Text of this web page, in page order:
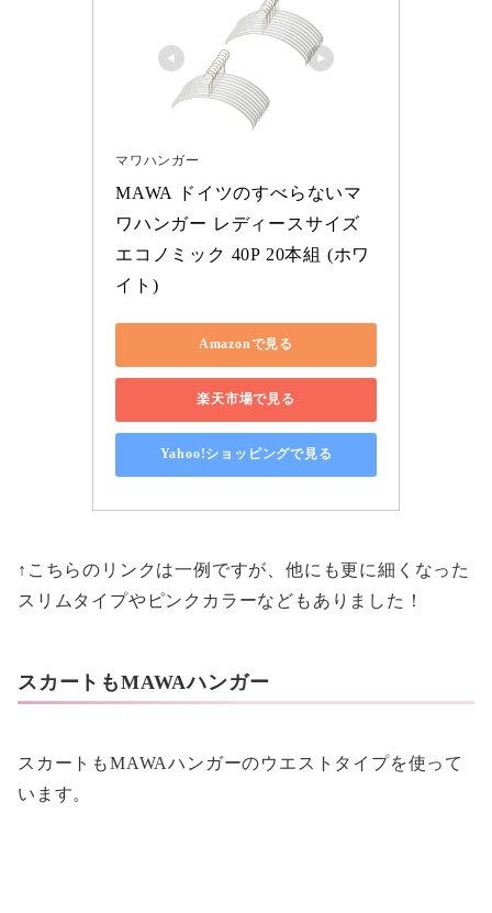
マワハンガー
MAWA ドイツのすべらないマ
ワハンガー レディースサイズ
エコノミック 40P 20本組 (ホワ
イト)
Amazonで見る
楽天市場で見る
Yahoo!ショッピングで見る
↑こちらのリンクは一例ですが、他にも更に細くなった
スリムタイプやピンクカラーなどもありました！
スカートもMAWAハンガー
スカートもMAWAハンガーのウエストタイプを使って
います。